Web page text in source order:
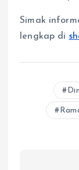
Simak
lengkap di